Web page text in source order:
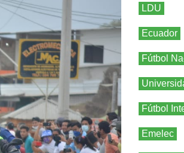
LDU
Ecuador
Fútbol
Fútbol
Emelec